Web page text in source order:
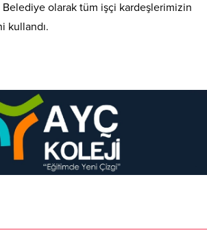
olarak tüm işçi kardeşlerimizin
kullandı.